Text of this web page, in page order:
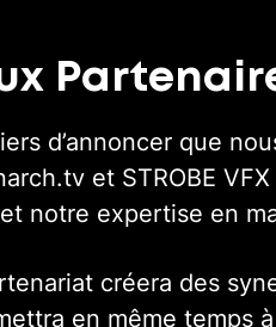
d’annoncer que
et STROBE
notre expertise en
créera des
en même temps